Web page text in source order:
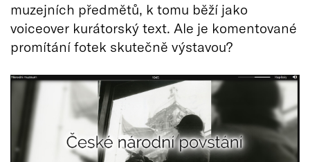
muzejních předmětů, k tomu běží jako
voiceover kurátorský text. Ale je komentované
promítání fotek skutečně výstavou?